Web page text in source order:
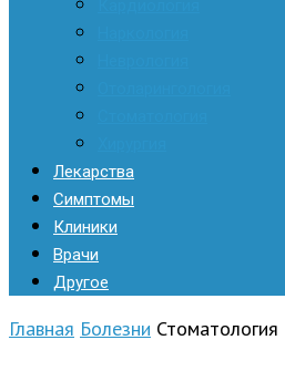
Лекарства
Симптомы
Клиники
Врачи
Другое
Главная Болезни Стоматология